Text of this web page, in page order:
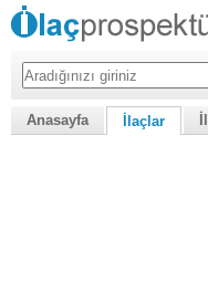
Anasayfa İlaçlar